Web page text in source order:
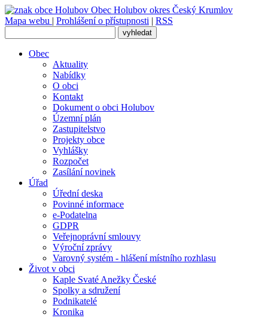
Obec Holubov okres Český Krumlov
Mapa webu | Prohlášení o přístupnosti | RSS
Obec
Aktuality
Nabídky
O obci
Kontakt
Dokument o obci Holubov
Územní plán
Zastupitelstvo
Projekty obce
Vyhlášky
Rozpočet
Zasílání novinek
Úřad
Úřední deska
Povinné informace
e-Podatelna
GDPR
Veřejnoprávní smlouvy
Výroční zprávy
Varovný systém - hlášení místního rozhlasu
Život v obci
Kaple Svaté Anežky České
Spolky a sdružení
Podnikatelé
Kronika